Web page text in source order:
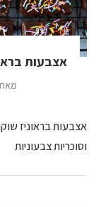
אצבעות
אצבעות בראוניז
וסוכריות צבעוניות